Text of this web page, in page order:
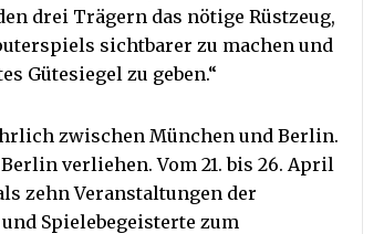
drei Trägern das nötige Rüstzeug,
sichtbarer zu machen und
Gütesiegel zu geben.“
zwischen München und Berlin.
verliehen. Vom 21. bis 26. April
zehn Veranstaltungen der
Spielebegeisterte zum